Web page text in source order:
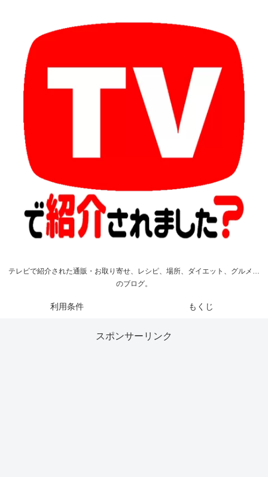
テレビで紹介された通販・お取り寄せ、レシピ、場所、ダイエット、グルメ…
のブログ。
利用条件 もくじ
スポンサーリンク